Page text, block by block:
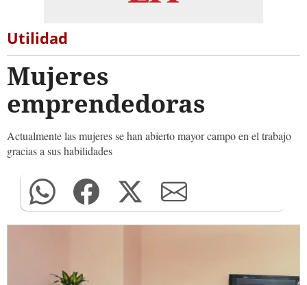
Utilidad
Mujeres
emprendedoras
Actualmente las mujeres se han abierto mayor campo en el trabajo
gracias a sus habilidades